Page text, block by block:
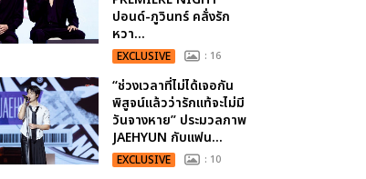
ปอนด์-ภูวินทร์ คลั่งรัก
หวา...
EXCLUSIVE : 16
“ช่วงเวลาที่ไม่ได้เจอกัน
พิสูจน์แล้วว่ารักแท้จะไม่มี
วันจางหาย” ประมวลภาพ
JAEHYUN กับแฟน...
EXCLUSIVE : 10